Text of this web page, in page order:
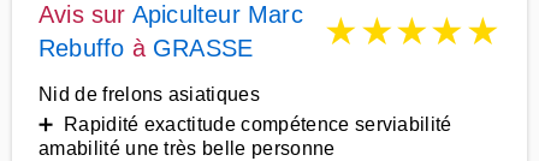
Avis sur Apiculteur Marc
Rebuffo à GRASSE ★★★★★
Nid de frelons asiatiques
➕ Rapidité exactitude compétence serviabilité
amabilité une très belle personne